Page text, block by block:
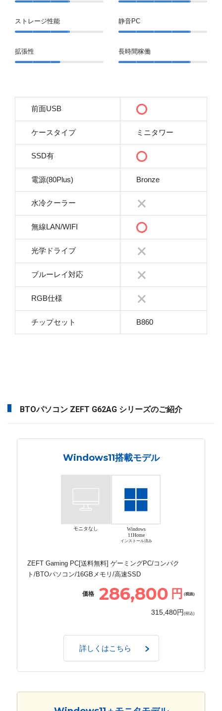
ストレージ性能
拡張性
静音PC
長時間稼働
前面USB
ケースタイプ ミニタワー
SSD有
電源(80Plus) Bronze
水冷クーラー
無線LAN/WIFI
光学ドライブ
ブルーレイ対応
RGB仕様
チップセット B860
BTOパソコン ZEFT G62AG シリーズのご紹介
Windows11搭載モデル
モニタなし
Windows
11Home
インストール済み
ZEFT Gaming PC[送料無料] ゲーミングPC/コンパク
ト/BTOパソコン/16GBメモリ/高速SSD
価格 286,800 円 (税抜)
315,480円 (税込)
詳しくはこちら